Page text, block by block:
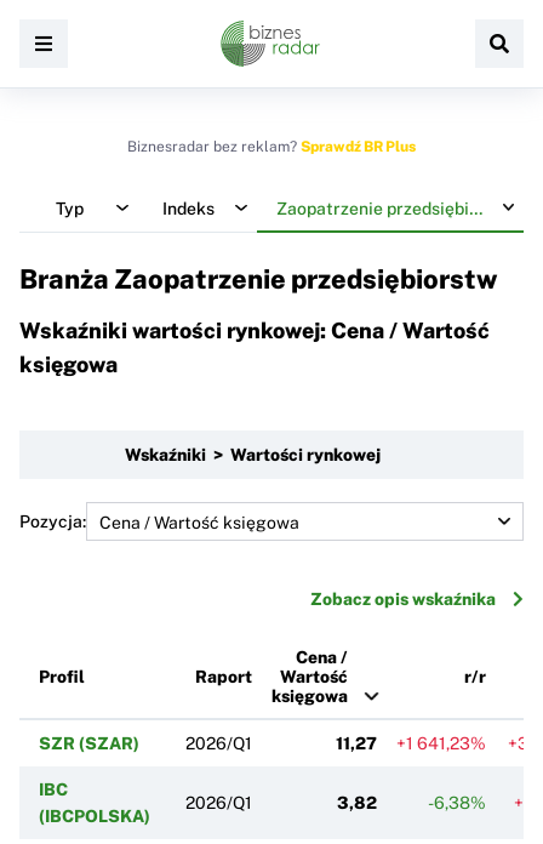
Biznesradar bez reklam? Sprawdź BR Plus
Typ Indeks Zaopatrzenie przedsiębiorstw
Branża Zaopatrzenie przedsiębiorstw
Wskaźniki wartości rynkowej: Cena / Wartość
księgowa
Wskaźniki > Wartości rynkowej
Pozycja:
Zobacz opis wskaźnika
Profil Raport
Cena /
Wartość
księgowa
r/r
SZR (SZAR) 2026/Q1 11,27 +1 641,23%
IBC
(IBCPOLSKA)
2026/Q1 3,82 -6,38%